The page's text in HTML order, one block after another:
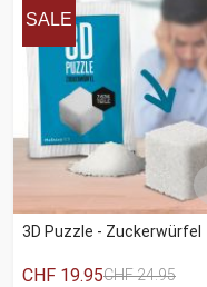
SALE
3D Puzzle - Zuckerwürfel
CHF 19.95CHF 24.95